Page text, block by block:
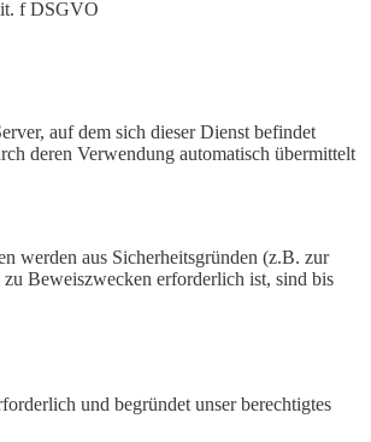
f DSGVO
auf dem sich dieser Dienst befindet
deren Verwendung automatisch übermittelt
werden aus Sicherheitsgründen (z.B. zur
Beweiszwecken erforderlich ist, sind bis
und begründet unser berechtigtes